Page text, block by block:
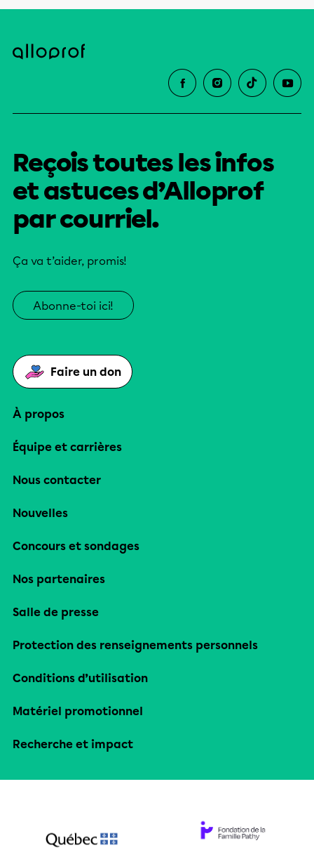
Reçois toutes les infos
et astuces d’Alloprof
par courriel.
Ça va t’aider, promis!
Abonne-toi ici!
Faire un don
À propos
Équipe et carrières
Nous contacter
Nouvelles
Concours et sondages
Nos partenaires
Salle de presse
Protection des renseignements personnels
Conditions d’utilisation
Matériel promotionnel
Recherche et impact